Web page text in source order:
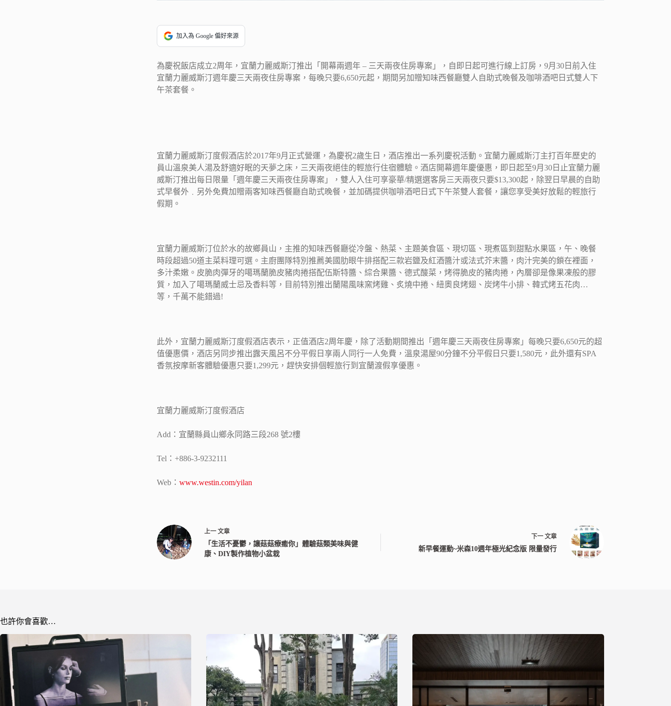
加入為 Google 偏好來源
為慶祝飯店成立2周年，宜蘭力麗威斯汀推出「開幕兩週年 – 三天兩夜住房專案」，自即日起可進行線上訂房，9月30日前入住
宜蘭力麗威斯汀週年慶三天兩夜住房專案，每晚只要6,650元起，期間另加贈知味西餐廳雙人自助式晚餐及咖啡酒吧日式雙人下
午茶套餐。
宜蘭力麗威斯汀度假酒店於2017年9月正式營運，為慶祝2歲生日，酒店推出一系列慶祝活動。宜蘭力麗威斯汀主打百年歷史的
員山溫泉美人湯及舒適好眠的天夢之床，三天兩夜絕佳的輕旅行住宿體驗。酒店開幕週年慶優惠，即日起至9月30日止宜蘭力麗
威斯汀推出每日限量「週年慶三天兩夜住房專案」，雙人入住可享豪華/精選選客房三天兩夜只要$13,300起，除翌日早晨的自助
式早餐外﹒另外免費加贈兩客知味西餐廳自助式晚餐，並加碼提供咖啡酒吧日式下午茶雙人套餐，讓您享受美好放鬆的輕旅行
假期。
宜蘭力麗威斯汀位於水的故鄉員山，主推的知味西餐廳從冷盤、熱菜、主題美食區、現切區、現煮區到甜點水果區，午、晚餐
時段超過50道主菜料理可選。主廚團隊特別推薦美國肋眼牛排搭配三款岩鹽及紅酒醬汁或法式芥末醬，肉汁完美的鎖在裡面，
多汁柔嫩。皮脆肉彈牙的噶瑪蘭脆皮豬肉捲搭配伍斯特醬、綜合果醬、德式酸菜，烤得脆皮的豬肉捲，內層卻是像果凍般的膠
質，加入了噶瑪蘭威士忌及香料等，目前特別推出蘭陽風味窯烤雞、炙燒中捲、紐奧良烤翅、炭烤牛小排、韓式烤五花肉…
等，千萬不能錯過!
此外，宜蘭力麗威斯汀度假酒店表示，正值酒店2周年慶，除了活動期間推出「週年慶三天兩夜住房專案」每晚只要6,650元的超
值優惠價，酒店另同步推出露天風呂不分平假日享兩人同行一人免費，溫泉湯屋90分鐘不分平假日只要1,580元，此外還有SPA
香氛按摩新客體驗優惠只要1,299元，趕快安排個輕旅行到宜蘭渡假享優惠。
宜蘭力麗威斯汀度假酒店
Add：宜蘭縣員山鄉永同路三段268 號2樓
Tel：+886-3-9232111
Web：www.westin.com/yilan
上一文章
「生活不憂鬱，讓菇菇療癒你」體驗菇類美味與健
康、DIY製作植物小盆栽
下一 文章
新早餐運動~米森10週年極光紀念版 限量發行
也許你會喜歡…